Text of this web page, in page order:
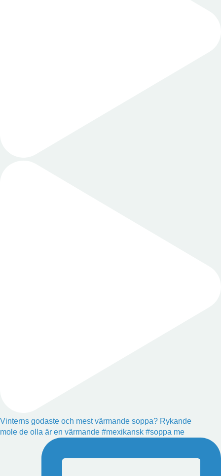
Vinterns godaste och mest värmande soppa? Rykande
mole de olla är en värmande #mexikansk #soppa me